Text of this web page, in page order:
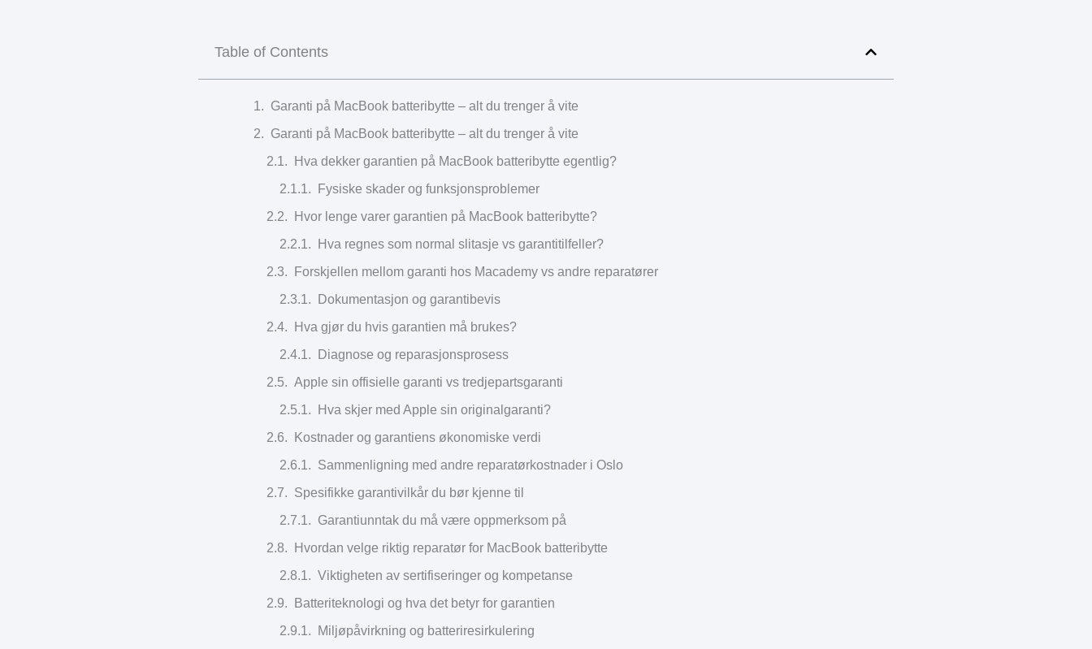
Table of Contents
Garanti på MacBook batteribytte – alt du trenger å vite
Garanti på MacBook batteribytte – alt du trenger å vite
Hva dekker garantien på MacBook batteribytte egentlig?
Fysiske skader og funksjonsproblemer
Hvor lenge varer garantien på MacBook batteribytte?
Hva regnes som normal slitasje vs garantitilfeller?
Forskjellen mellom garanti hos Macademy vs andre reparatører
Dokumentasjon og garantibevis
Hva gjør du hvis garantien må brukes?
Diagnose og reparasjonsprosess
Apple sin offisielle garanti vs tredjepartsgaranti
Hva skjer med Apple sin originalgaranti?
Kostnader og garantiens økonomiske verdi
Sammenligning med andre reparatørkostnader i Oslo
Spesifikke garantivilkår du bør kjenne til
Garantiunntak du må være oppmerksom på
Hvordan velge riktig reparatør for MacBook batteribytte
Viktigheten av sertifiseringer og kompetanse
Batteriteknologi og hva det betyr for garantien
Miljøpåvirkning og batteriresirkulering